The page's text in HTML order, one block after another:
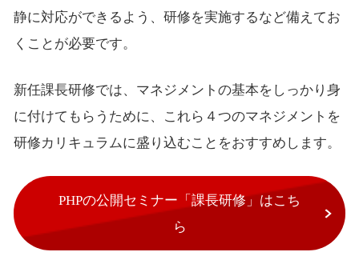
静に対応ができるよう、研修を実施するなど備えてお
くことが必要です。
新任課長研修では、マネジメントの基本をしっかり身
に付けてもらうために、これら４つのマネジメントを
研修カリキュラムに盛り込むことをおすすめします。
PHPの公開セミナー「課長研修」はこち
ら